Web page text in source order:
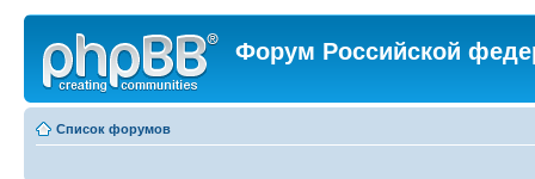
Форум Российской
Список форумов